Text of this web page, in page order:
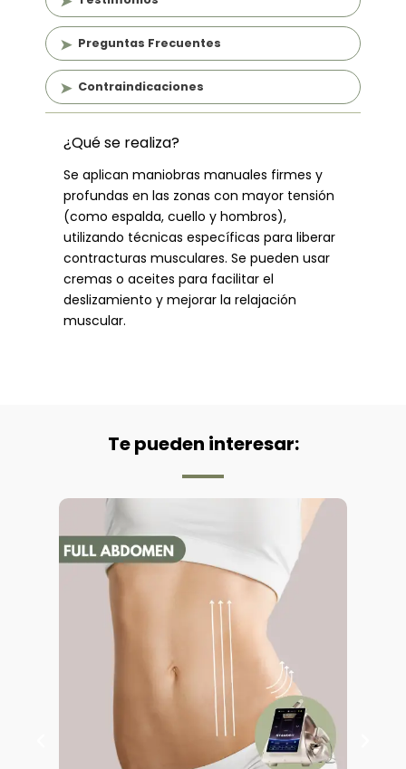
Preguntas Frecuentes
Contraindicaciones
¿Qué se realiza?
Se aplican maniobras manuales firmes y
profundas en las zonas con mayor tensión
(como espalda, cuello y hombros),
utilizando técnicas específicas para liberar
contracturas musculares. Se pueden usar
cremas o aceites para facilitar el
deslizamiento y mejorar la relajación
muscular.
Te pueden interesar: